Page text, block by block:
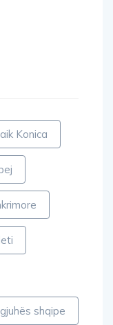
Konica
shqipe